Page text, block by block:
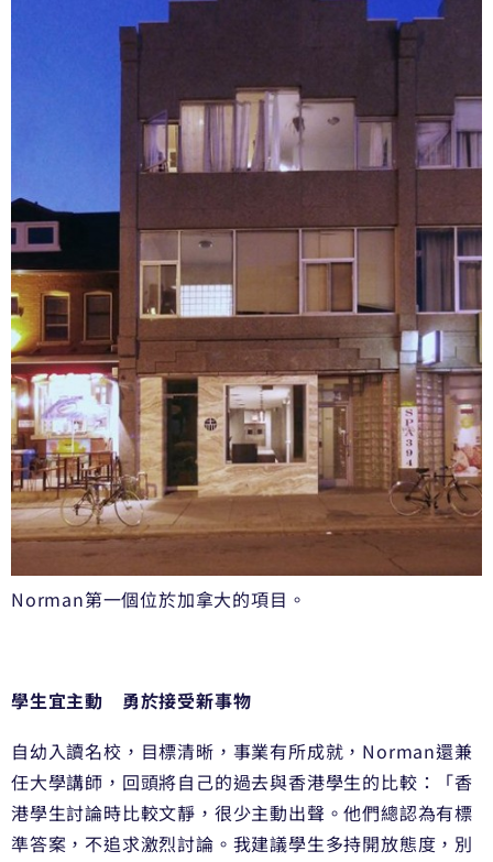
Norman第一個位於加拿大的項目。
學生宜主動 勇於接受新事物
自幼入讀名校，目標清晰，事業有所成就，Norman還兼
任大學講師，回頭將自己的過去與香港學生的比較：「香
港學生討論時比較文靜，很少主動出聲。他們總認為有標
準答案，不追求激烈討論。我建議學生多持開放態度，別